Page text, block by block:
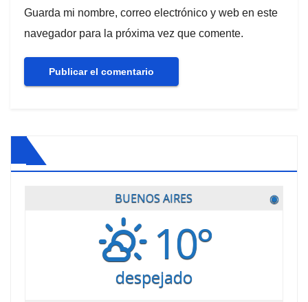
Guarda mi nombre, correo electrónico y web en este
navegador para la próxima vez que comente.
BUENOS AIRES ◉
10°
despejado